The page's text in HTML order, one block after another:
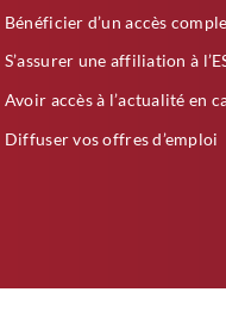
Bénéficier d’un accès
S’assurer une affiliation à
Avoir accès à l’actualité en
Diffuser vos offres d’emploi